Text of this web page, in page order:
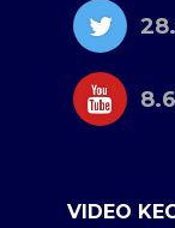
VIDEO